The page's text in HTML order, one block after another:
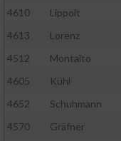
4610
Lippolt
4613
Lorenz
4512
Montalto
4605
Kühl
4652
Schuhmann
4570
Gräfner